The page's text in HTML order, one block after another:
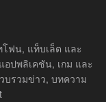
โฟน, แท็บเล็ต และ
อปพลิเคชัน, เกม และ
บรวมข่าว, บทความ